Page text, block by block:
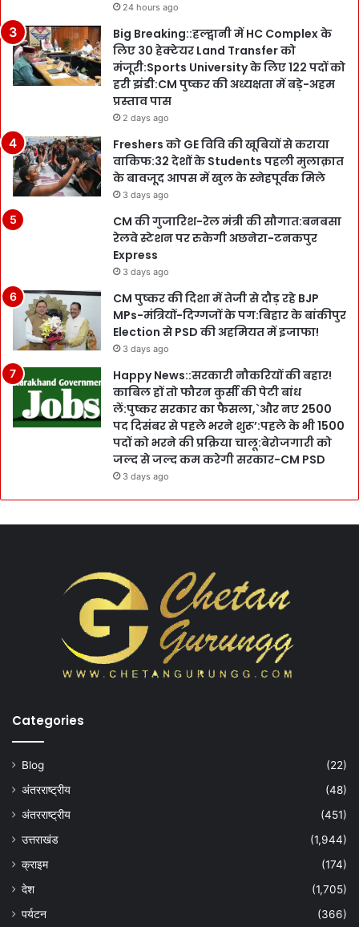
24 hours ago
Big Breaking::हल्द्वानी में HC Complex के
लिए 30 हेक्टेयर Land Transfer को
मंजूरी:Sports University के लिए 122 पदों को
हरी झंडी:CM पुष्कर की अध्यक्षता में बड़े-अहम
प्रस्ताव पास
2 days ago
Freshers को GE विवि की खूबियों से कराया
वाकिफ:32 देशों के Students पहली मुलाक़ात
के बावजूद आपस में खुल के स्नेहपूर्वक मिले
3 days ago
CM की गुजारिश-रेल मंत्री की सौगात:बनबसा
रेलवे स्टेशन पर रुकेगी अछनेरा-टनकपुर
Express
3 days ago
CM पुष्कर की दिशा में तेजी से दौड़ रहे BJP
MPs-मंत्रियों-दिग्गजों के पग:बिहार के बांकीपुर
Election से PSD की अहमियत में इजाफा!
3 days ago
Happy News::सरकारी नौकरियों की बहार!
काबिल हों तो फौरन कुर्सी की पेटी बांध
लें:पुष्कर सरकार का फैसला,`और नए 2500
पद दिसंबर से पहले भरने शुरू’:पहले के भी 1500
पदों को भरने की प्रक्रिया चालू:बेरोजगारी को
जल्द से जल्द कम करेगी सरकार-CM PSD
3 days ago
Categories
Blog
(22)
अंतरराष्ट्रीय
(48)
अंतरराष्ट्रीय
(451)
उत्तराखंड
(1,944)
क्राइम
(174)
देश
(1,705)
पर्यटन
(366)